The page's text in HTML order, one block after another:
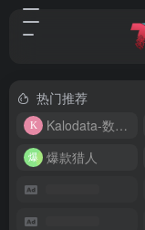
热门推荐
Kalodata-数据分析平台
爆款猎人